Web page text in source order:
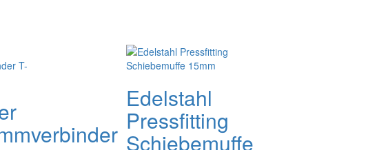
Edelstahl
Pressfitting
Schiebemuffe